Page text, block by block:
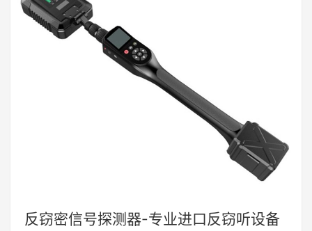
反窃密信号探测器-专业进口反窃听设备